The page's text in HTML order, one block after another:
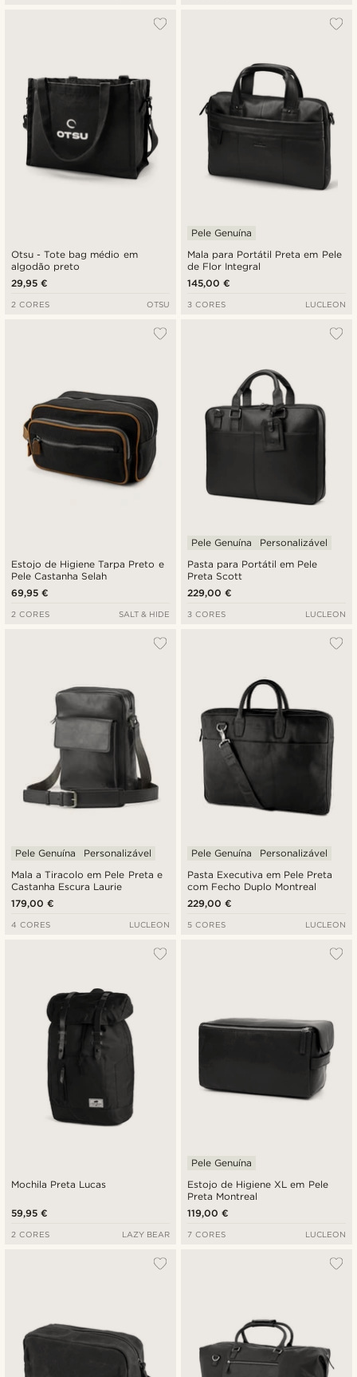
Otsu - Tote bag médio em
algodão preto
29,95 €
2 CORES OTSU
Mala para Portátil Preta em Pele
de Flor Integral
Pele Genuína
145,00 €
3 CORES LUCLEON
Estojo de Higiene Tarpa Preto e
Pele Castanha Selah
69,95 €
2 CORES SALT & HIDE
Pasta para Portátil em Pele
Preta Scott
Pele Genuína Personalizável
229,00 €
3 CORES LUCLEON
Mala a Tiracolo em Pele Preta e
Castanha Escura Laurie
Pele Genuína Personalizável
179,00 €
4 CORES LUCLEON
Pasta Executiva em Pele Preta
com Fecho Duplo Montreal
Pele Genuína Personalizável
229,00 €
5 CORES LUCLEON
Mochila Preta Lucas
59,95 €
2 CORES LAZY BEAR
Estojo de Higiene XL em Pele
Preta Montreal
Pele Genuína
119,00 €
7 CORES LUCLEON